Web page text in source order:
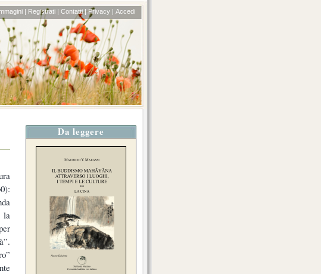
| Registrati | Contatti | Privacy | Accedi
la
Da leggere